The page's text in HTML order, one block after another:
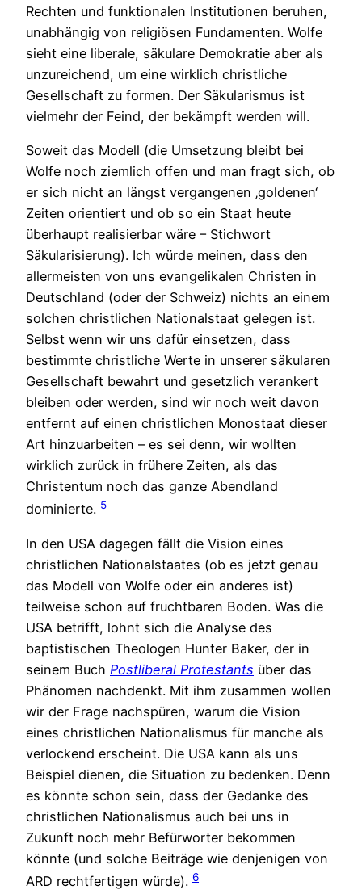
Rechten und funktionalen Institutionen beruhen,
unabhängig von religiösen Fundamenten. Wolfe
sieht eine liberale, säkulare Demokratie aber als
unzureichend, um eine wirklich christliche
Gesellschaft zu formen. Der Säkularismus ist
vielmehr der Feind, der bekämpft werden will.
Soweit das Modell (die Umsetzung bleibt bei
Wolfe noch ziemlich offen und man fragt sich, ob
er sich nicht an längst vergangenen ‚goldenen‘
Zeiten orientiert und ob so ein Staat heute
überhaupt realisierbar wäre – Stichwort
Säkularisierung). Ich würde meinen, dass den
allermeisten von uns evangelikalen Christen in
Deutschland (oder der Schweiz) nichts an einem
solchen christlichen Nationalstaat gelegen ist.
Selbst wenn wir uns dafür einsetzen, dass
bestimmte christliche Werte in unserer säkularen
Gesellschaft bewahrt und gesetzlich verankert
bleiben oder werden, sind wir noch weit davon
entfernt auf einen christlichen Monostaat dieser
Art hinzuarbeiten – es sei denn, wir wollten
wirklich zurück in frühere Zeiten, als das
Christentum noch das ganze Abendland
dominierte. 5
In den USA dagegen fällt die Vision eines
christlichen Nationalstaates (ob es jetzt genau
das Modell von Wolfe oder ein anderes ist)
teilweise schon auf fruchtbaren Boden. Was die
USA betrifft, lohnt sich die Analyse des
baptistischen Theologen Hunter Baker, der in
seinem Buch Postliberal Protestants über das
Phänomen nachdenkt. Mit ihm zusammen wollen
wir der Frage nachspüren, warum die Vision
eines christlichen Nationalismus für manche als
verlockend erscheint. Die USA kann als uns
Beispiel dienen, die Situation zu bedenken. Denn
es könnte schon sein, dass der Gedanke des
christlichen Nationalismus auch bei uns in
Zukunft noch mehr Befürworter bekommen
könnte (und solche Beiträge wie denjenigen von
ARD rechtfertigen würde). 6